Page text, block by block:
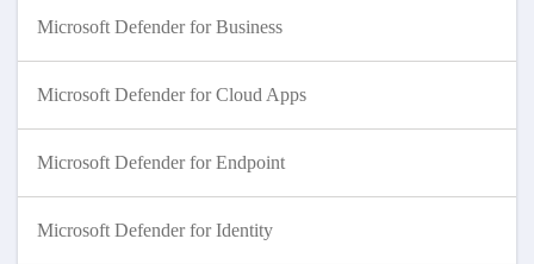
Microsoft Defender for Business
Microsoft Defender for Cloud Apps
Microsoft Defender for Endpoint
Microsoft Defender for Identity